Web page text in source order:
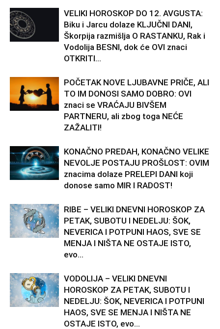
VELIKI HOROSKOP DO 12. AVGUSTA:
Biku i Jarcu dolaze KLJUČNI DANI,
Škorpija razmišlja O RASTANKU, Rak i
Vodolija BESNI, dok će OVI znaci
OTKRITI...
POČETAK NOVE LJUBAVNE PRIČE, ALI
TO IM DONOSI SAMO DOBRO: OVI
znaci se VRAĆAJU BIVŠEM
PARTNERU, ali zbog toga NEĆE
ZAŽALITI!
KONAČNO PREDAH, KONAČNO VELIKE
NEVOLJE POSTAJU PROŠLOST: OVIM
znacima dolaze PRELEPI DANI koji
donose samo MIR I RADOST!
RIBE – VELIKI DNEVNI HOROSKOP ZA
PETAK, SUBOTU I NEDELJU: ŠOK,
NEVERICA I POTPUNI HAOS, SVE SE
MENJA I NIŠTA NE OSTAJE ISTO,
evo...
VODOLIJA – VELIKI DNEVNI
HOROSKOP ZA PETAK, SUBOTU I
NEDELJU: ŠOK, NEVERICA I POTPUNI
HAOS, SVE SE MENJA I NIŠTA NE
OSTAJE ISTO, evo...